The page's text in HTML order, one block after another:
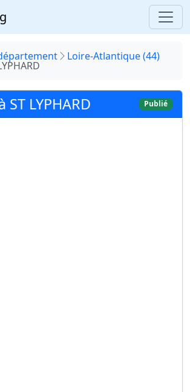
Loire-Atlantique (44)
LYPHARD Publié